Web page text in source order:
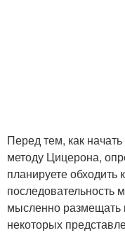
Перед тем, как
методу Цицерона,
планируете
последовательность
мысленно
некоторых